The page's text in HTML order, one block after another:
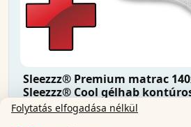
Sleezzz® Premium matrac
Sleezzz® Cool gélhab
párna
Folytatás elfogadása nélkül